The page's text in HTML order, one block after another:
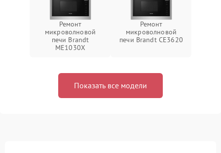
Ремонт
микроволновой
печи Brandt
ME1030X
Ремонт
микроволновой
печи Brandt CE3620
Показать все модели